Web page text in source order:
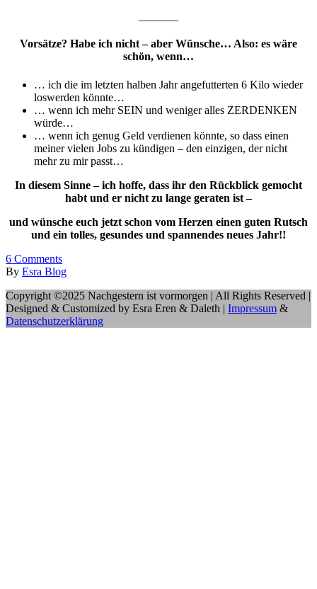
Vorsätze? Habe ich nicht – aber Wünsche… Also: es wäre
schön, wenn…
… ich die im letzten halben Jahr angefutterten 6 Kilo wieder
loswerden könnte…
… wenn ich mehr SEIN und weniger alles ZERDENKEN
würde…
… wenn ich genug Geld verdienen könnte, so dass einen
meiner vielen Jobs zu kündigen – den einzigen, der nicht
mehr zu mir passt…
In diesem Sinne – ich hoffe, dass ihr den Rückblick gemocht
habt und er nicht zu lange geraten ist –
und wünsche euch jetzt schon vom Herzen einen guten Rutsch
und ein tolles, gesundes und spannendes neues Jahr!!
6 Comments
By Esra Blog
Copyright ©2025 Nachgestern ist vormorgen | All Rights Reserved |
Designed & Customized by Esra Eren & Daleth | Impressum &
Datenschutzerklärung